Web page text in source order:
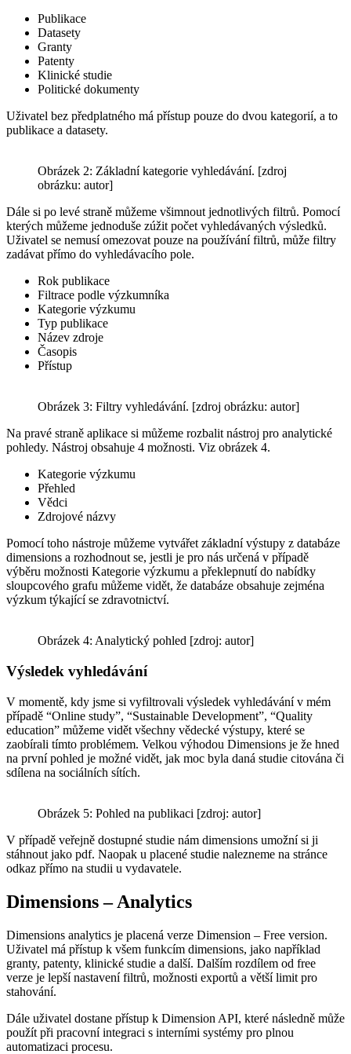
Publikace
Datasety
Granty
Patenty
Klinické studie
Politické dokumenty
Uživatel bez předplatného má přístup pouze do dvou kategorií, a to
publikace a datasety.
Obrázek 2: Základní kategorie vyhledávání. [zdroj
obrázku: autor]
Dále si po levé straně můžeme všimnout jednotlivých filtrů. Pomocí
kterých můžeme jednoduše zúžit počet vyhledávaných výsledků.
Uživatel se nemusí omezovat pouze na používání filtrů, může filtry
zadávat přímo do vyhledávacího pole.
Rok publikace
Filtrace podle výzkumníka
Kategorie výzkumu
Typ publikace
Název zdroje
Časopis
Přístup
Obrázek 3: Filtry vyhledávání. [zdroj obrázku: autor]
Na pravé straně aplikace si můžeme rozbalit nástroj pro analytické
pohledy. Nástroj obsahuje 4 možnosti. Viz obrázek 4.
Kategorie výzkumu
Přehled
Vědci
Zdrojové názvy
Pomocí toho nástroje můžeme vytvářet základní výstupy z databáze
dimensions a rozhodnout se, jestli je pro nás určená v případě
výběru možnosti Kategorie výzkumu a překlepnutí do nabídky
sloupcového grafu můžeme vidět, že databáze obsahuje zejména
výzkum týkající se zdravotnictví.
Obrázek 4: Analytický pohled [zdroj: autor]
Výsledek vyhledávání
V momentě, kdy jsme si vyfiltrovali výsledek vyhledávání v mém
případě “Online study”, “Sustainable Development”, “Quality
education” můžeme vidět všechny vědecké výstupy, které se
zaobírali tímto problémem. Velkou výhodou Dimensions je že hned
na první pohled je možné vidět, jak moc byla daná studie citována či
sdílena na sociálních sítích.
Obrázek 5: Pohled na publikaci [zdroj: autor]
V případě veřejně dostupné studie nám dimensions umožní si ji
stáhnout jako pdf. Naopak u placené studie nalezneme na stránce
odkaz přímo na studii u vydavatele.
Dimensions – Analytics
Dimensions analytics je placená verze Dimension – Free version.
Uživatel má přístup k všem funkcím dimensions, jako například
granty, patenty, klinické studie a další. Dalším rozdílem od free
verze je lepší nastavení filtrů, možnosti exportů a větší limit pro
stahování.
Dále uživatel dostane přístup k Dimension API, které následně může
použít při pracovní integraci s interními systémy pro plnou
automatizaci procesu.